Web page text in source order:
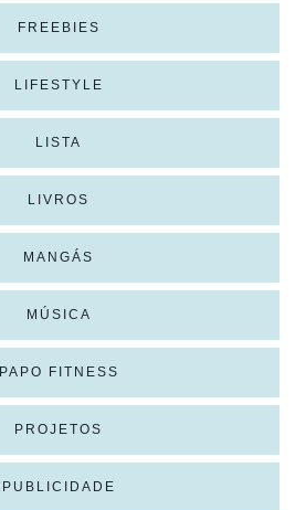
FREEBIES
LIFESTYLE
LISTA
LIVROS
MANGÁS
MÚSICA
PAPO FITNESS
PROJETOS
PUBLICIDADE